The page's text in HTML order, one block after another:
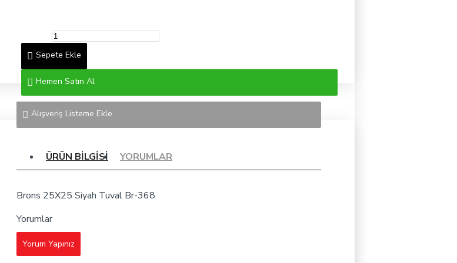
Sepete Ekle
Hemen Satın Al
Alışveriş Listeme Ekle
ÜRÜN BILGISI YORUMLAR
Brons 25X25 Siyah Tuval Br-368
Yorumlar
Yorum Yapınız